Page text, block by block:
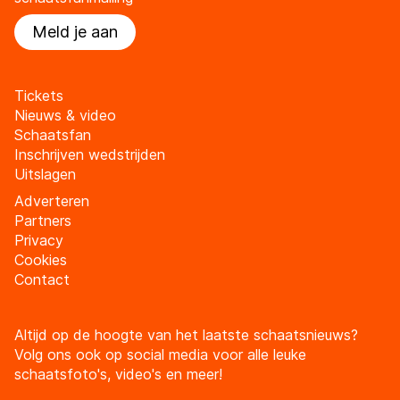
Meld je aan
Tickets
Nieuws & video
Schaatsfan
Inschrijven wedstrijden
Uitslagen
Adverteren
Partners
Privacy
Cookies
Contact
Altijd op de hoogte van het laatste schaatsnieuws?
Volg ons ook op social media voor alle leuke
schaatsfoto's, video's en meer!